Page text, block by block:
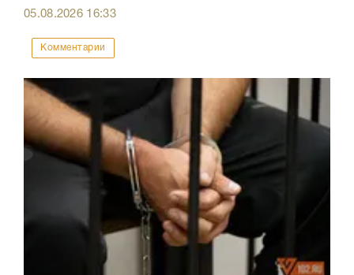
05.08.2026 16:33
Комментарии